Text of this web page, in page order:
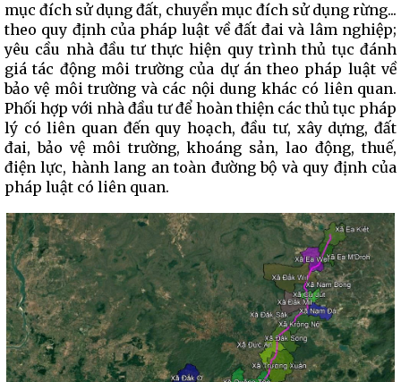
mục đích sử dụng đất, chuyển mục đích sử dụng rừng...
theo quy định của pháp luật về đất đai và lâm nghiệp;
yêu cầu nhà đầu tư thực hiện quy trình thủ tục đánh
giá tác động môi trường của dự án theo pháp luật về
bảo vệ môi trường và các nội dung khác có liên quan.
Phối hợp với nhà đầu tư để hoàn thiện các thủ tục pháp
lý có liên quan đến quy hoạch, đầu tư, xây dựng, đất
đai, bảo vệ môi trường, khoáng sản, lao động, thuế,
điện lực, hành lang an toàn đường bộ và quy định của
pháp luật có liên quan.